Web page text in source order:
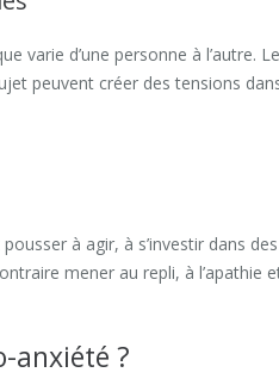
varie d’une personne à l’autre.
peuvent créer des tensions
à agir, à s’investir dans
mener au repli, à l’apathie
anxiété ?